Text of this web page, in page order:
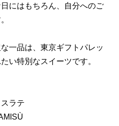
にはもちろん、自分へのご
一品は、東京ギフトパレッ
い特別なスイーツです。
ラテ